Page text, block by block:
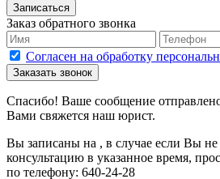
Записаться
Заказ обратного звонка
Согласен на обработку
Заказать звонок
Спасибо! Ваше сообщение
Вами свяжется наш юрист.
Вы записаны на , в случае если Вы не
консультацию в указанное время,
по телефону: 640-24-28